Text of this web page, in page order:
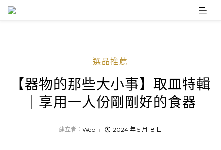
Skip
選品推薦
【器物的那些大小事】取皿特輯
｜享用一人份剛剛好的食器
建立者： Web 2024 年 5 月 18 日